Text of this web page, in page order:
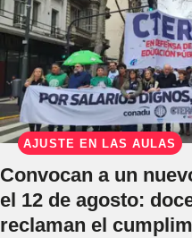
AJUSTE EN LAS AULAS
Convocan a un
el 12 de agosto:
reclaman el